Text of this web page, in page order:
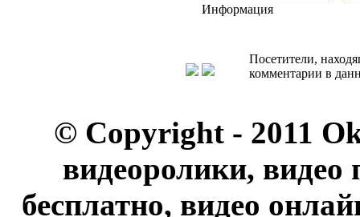
Информация
Посетители,
комментарии в
© Copyright - 2011
видеоролики, видео
бесплатно, видео